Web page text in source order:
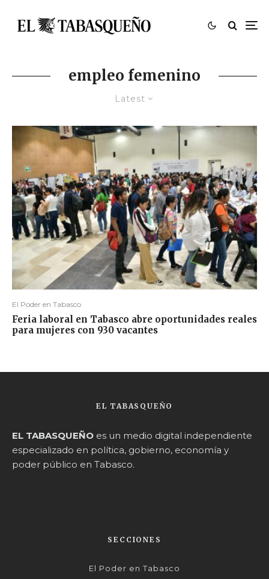
empleo femenino
Latest
El Poder en Tabasco
Feria laboral en Tabasco abre oportunidades reales
para mujeres con 930 vacantes
EL TABASQUEÑO
EL TABASQUEÑO es un medio digital independiente
especializado en política, gobierno, economía y
poder público en Tabasco.
SECCIONES
El Poder en Tabasco